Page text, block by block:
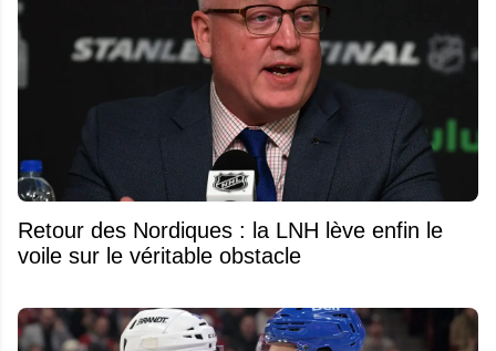
Retour des Nordiques : la LNH lève enfin le
voile sur le véritable obstacle